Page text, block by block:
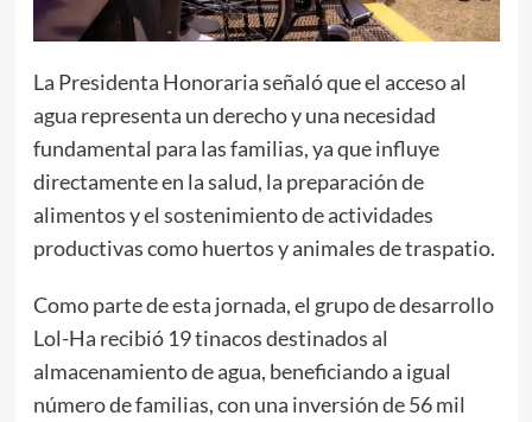
La Presidenta Honoraria señaló que el acceso al
agua representa un derecho y una necesidad
fundamental para las familias, ya que influye
directamente en la salud, la preparación de
alimentos y el sostenimiento de actividades
productivas como huertos y animales de traspatio.
Como parte de esta jornada, el grupo de desarrollo
Lol-Ha recibió 19 tinacos destinados al
almacenamiento de agua, beneficiando a igual
número de familias, con una inversión de 56 mil